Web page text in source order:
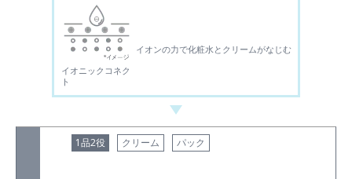
イオニックコネク
ト
イオンの力で化粧水とクリームがなじむ
1品2役 クリーム パック